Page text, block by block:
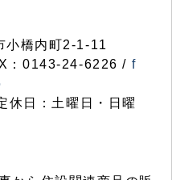
橋内町2-1-11
：0143-24-6226 / f
日：土曜日・日曜